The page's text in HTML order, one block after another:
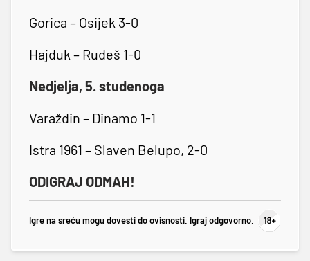
Gorica – Osijek 3-0
Hajduk – Rudeš 1-0
Nedjelja, 5. studenoga
Varaždin – Dinamo 1-1
Istra 1961 – Slaven Belupo, 2-0
ODIGRAJ ODMAH!
Igre na sreću mogu dovesti do ovisnosti. Igraj odgovorno.